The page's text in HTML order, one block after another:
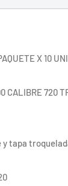
X 10
CALIBRE 720
y tapa